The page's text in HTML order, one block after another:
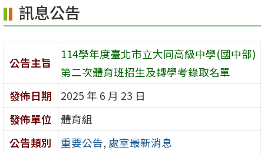
容
區
訊息公告
公告主旨
114學年度臺北市立大同高級中學(國中部)
第二次體育班招生及轉學考錄取名單
發佈日期
2025 年 6 月 23 日
發佈單位
體育組
公告類別
重要公告, 處室最新消息